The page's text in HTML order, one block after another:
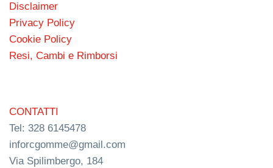
Disclaimer
Privacy Policy
Cookie Policy
Resi, Cambi e Rimborsi
CONTATTI
Tel: 328 6145478
inforcgomme@gmail.com
Via Spilimbergo, 184